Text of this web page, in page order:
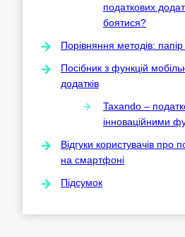
податкових
боятися?
Порівняння методів:
Посібник з функцій
додатків
Taxando –
інноваційними
Відгуки користувачів про
на смартфоні
Підсумок